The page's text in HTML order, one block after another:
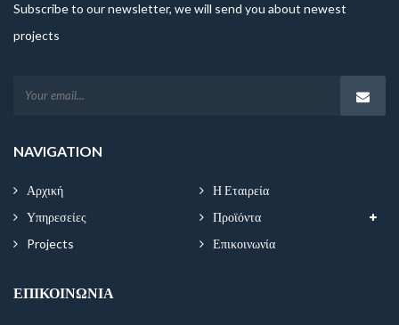
Subscribe to our newsletter, we will send you about newest
projects
NAVIGATION
Αρχική
Η Εταιρεία
Υπηρεσείες
Προϊόντα
Projects
Επικοινωνία
ΕΠΙΚΟΙΝΩΝΊΑ